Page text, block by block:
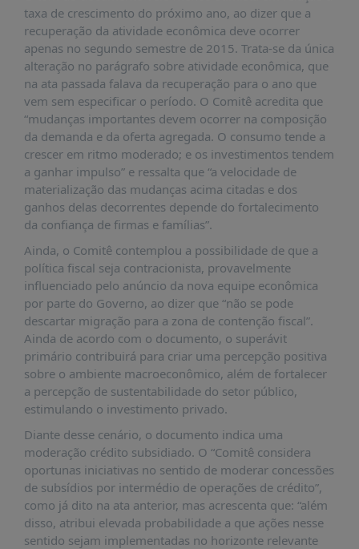
DADOS
FRENTE
PARLAMENTAR
SOBRE
A
FRENTE
MATERIAIS
INFORMAÇÕES
CURSOS
E
EVENTOS
INSCRIÇÕES
MATERIAIS
DISPONÍVEIS
PUBLICAÇÕES
REVISTA
RUMOS
LIVROS
ESTUDOS
NOTÍCIAS
PRÊMIO
ABDE-
taxa de crescimento do próximo ano, ao dizer que a
recuperação da atividade econômica deve ocorrer
apenas no segundo semestre de 2015. Trata-se da única
alteração no parágrafo sobre atividade econômica, que
na ata passada falava da recuperação para o ano que
vem sem especificar o período. O Comitê acredita que
“mudanças importantes devem ocorrer na composição
da demanda e da oferta agregada. O consumo tende a
crescer em ritmo moderado; e os investimentos tendem
a ganhar impulso” e ressalta que “a velocidade de
materialização das mudanças acima citadas e dos
ganhos delas decorrentes depende do fortalecimento
da confiança de firmas e famílias”.
Ainda, o Comitê contemplou a possibilidade de que a
política fiscal seja contracionista, provavelmente
influenciado pelo anúncio da nova equipe econômica
por parte do Governo, ao dizer que “não se pode
descartar migração para a zona de contenção fiscal”.
Ainda de acordo com o documento, o superávit
primário contribuirá para criar uma percepção positiva
sobre o ambiente macroeconômico, além de fortalecer
a percepção de sustentabilidade do setor público,
estimulando o investimento privado.
Diante desse cenário, o documento indica uma
moderação crédito subsidiado. O “Comitê considera
oportunas iniciativas no sentido de moderar concessões
de subsídios por intermédio de operações de crédito”,
como já dito na ata anterior, mas acrescenta que: “além
disso, atribui elevada probabilidade a que ações nesse
sentido sejam implementadas no horizonte relevante